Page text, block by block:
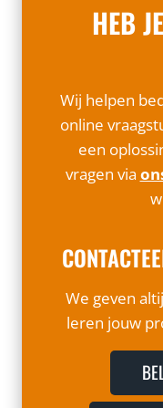
HEB
Wij helpen
online
een
vragen via
We geven
leren jouw